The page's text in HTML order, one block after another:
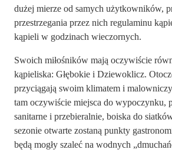
dużej mierze od samych użytkowników,
przestrzegania przez nich regulaminu
kąpieli w godzinach wieczornych.
Swoich miłośników mają oczywiście
kąpieliska: Głębokie i Dziewoklicz.
przyciągają swoim klimatem i
tam oczywiście miejsca do wypoczynku,
sanitarne i przebieralnie, boiska do
sezonie otwarte zostaną punkty
będą mogły szaleć na wodnych